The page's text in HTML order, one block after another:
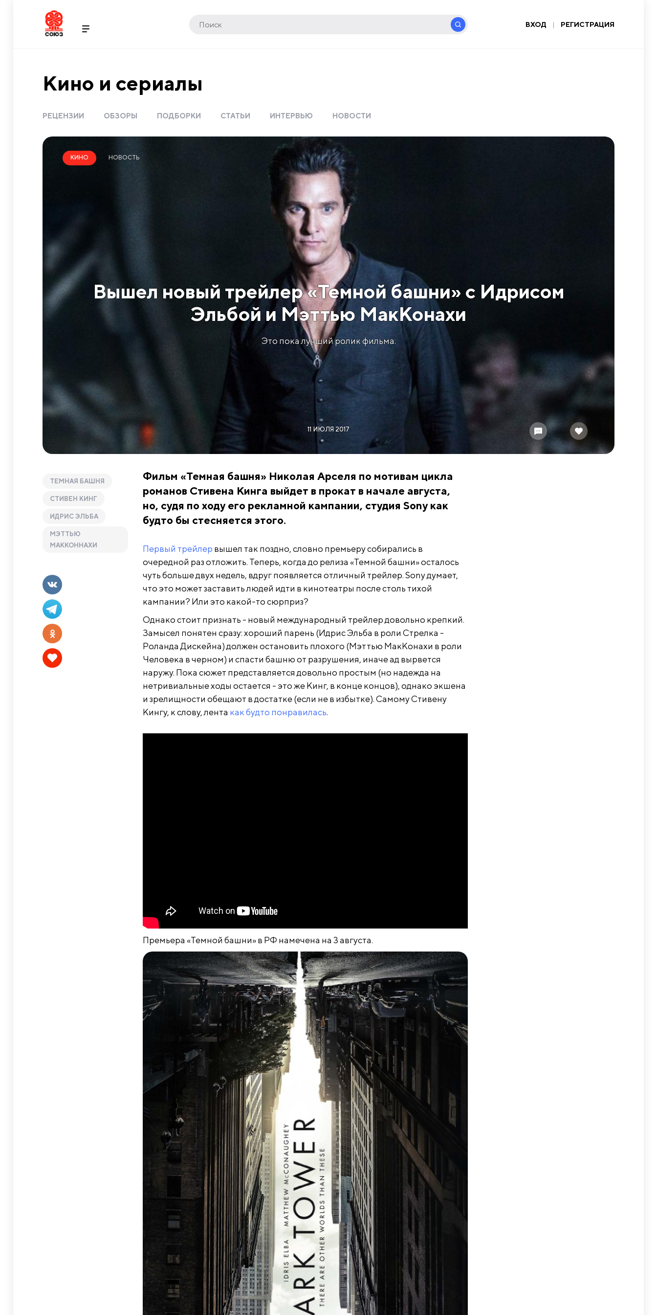
ВХОД | РЕГИСТРАЦИЯ
Кино и сериалы
РЕЦЕНЗИИ ОБЗОРЫ ПОДБОРКИ СТАТЬИ ИНТЕРВЬЮ НОВОСТИ
Вышел новый трейлер «Темной башни» с Идрисом
Эльбой и Мэттью МакКонахи
Это пока лучший ролик фильма.
КИНО НОВОСТЬ
11 ИЮЛЯ 2017
ТЕМНАЯ БАШНЯ
СТИВЕН КИНГ
ИДРИС ЭЛЬБА
МЭТТЬЮ
МАККОННАХИ
Фильм «Темная башня» Николая Арселя по мотивам цикла
романов Стивена Кинга выйдет в прокат в начале августа,
но, судя по ходу его рекламной кампании, студия Sony как
будто бы стесняется этого.
Первый трейлер вышел так поздно, словно премьеру собирались в
очередной раз отложить. Теперь, когда до релиза «Темной башни» осталось
чуть больше двух недель, вдруг появляется отличный трейлер. Sony думает,
что это может заставить людей идти в кинотеатры после столь тихой
кампании? Или это какой-то сюрприз?
Однако стоит признать - новый международный трейлер довольно крепкий.
Замысел понятен сразу: хороший парень (Идрис Эльба в роли Стрелка -
Роланда Дискейна) должен остановить плохого (Мэттью МакКонахи в роли
Человека в черном) и спасти башню от разрушения, иначе ад вырвется
наружу. Пока сюжет представляется довольно простым (но надежда на
нетривиальные ходы остается - это же Кинг, в конце концов), однако экшена
и зрелищности обещают в достатке (если не в избытке). Самому Стивену
Кингу, к слову, лента как будто понравилась.
Премьера «Темной башни» в РФ намечена на 3 августа.